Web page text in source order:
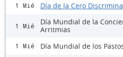
1 Mié Día de la Cero
1 Mié
Día Mundial de la
Arritmias
1 Mié Día Mundial de los